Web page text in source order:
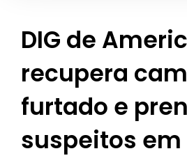
DIG de
recupera
furtado e
suspeitos